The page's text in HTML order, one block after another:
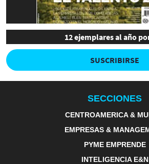
12 ejemplares al año
SUSCRIBIRSE
SECCIONES
CENTROAMERICA &
EMPRESAS &
PYME EMPRENDE
INTELIGENCIA E&N